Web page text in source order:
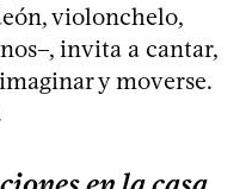
violonchelo,
invita a cantar,
y moverse.